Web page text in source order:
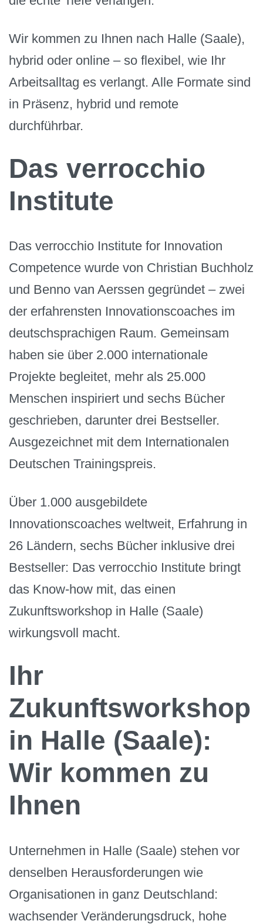
Wir kommen zu Ihnen nach Halle (Saale),
hybrid oder online – so flexibel, wie Ihr
Arbeitsalltag es verlangt. Alle Formate sind
in Präsenz, hybrid und remote
durchführbar.
Das verrocchio
Institute
Das verrocchio Institute for Innovation
Competence wurde von Christian Buchholz
und Benno van Aerssen gegründet – zwei
der erfahrensten Innovationscoaches im
deutschsprachigen Raum. Gemeinsam
haben sie über 2.000 internationale
Projekte begleitet, mehr als 25.000
Menschen inspiriert und sechs Bücher
geschrieben, darunter drei Bestseller.
Ausgezeichnet mit dem Internationalen
Deutschen Trainingspreis.
Über 1.000 ausgebildete
Innovationscoaches weltweit, Erfahrung in
26 Ländern, sechs Bücher inklusive drei
Bestseller: Das verrocchio Institute bringt
das Know-how mit, das einen
Zukunftsworkshop in Halle (Saale)
wirkungsvoll macht.
Ihr
Zukunftsworkshop
in Halle (Saale):
Wir kommen zu
Ihnen
Unternehmen in Halle (Saale) stehen vor
denselben Herausforderungen wie
Organisationen in ganz Deutschland:
wachsender Veränderungsdruck, hohe